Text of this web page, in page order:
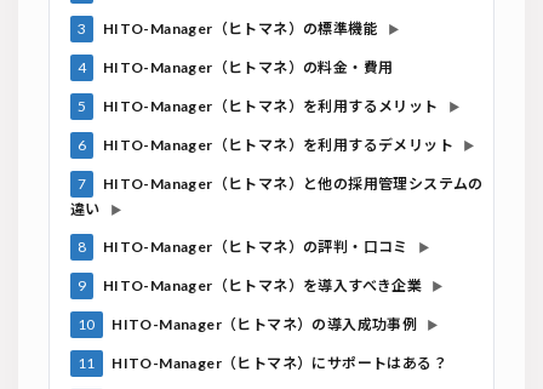
3 HITO-Manager（ヒトマネ）の標準機能 ▶
4 HITO-Manager（ヒトマネ）の料金・費用
5 HITO-Manager（ヒトマネ）を利用するメリット ▶
6 HITO-Manager（ヒトマネ）を利用するデメリット ▶
7
HITO-Manager（ヒトマネ）と他の採用管理システムの
違い
▶
8 HITO-Manager（ヒトマネ）の評判・口コミ ▶
9 HITO-Manager（ヒトマネ）を導入すべき企業 ▶
10 HITO-Manager（ヒトマネ）の導入成功事例 ▶
11 HITO-Manager（ヒトマネ）にサポートはある？